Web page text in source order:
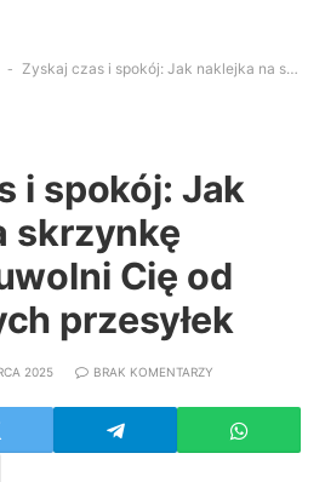
- Zyskaj czas i spokój: Jak naklejka na skrzynkę pocztową uwolni Cię od awizowanych przesyłek
i spokój: Jak
skrzynkę
Cię od
przesyłek
2025 BRAK KOMENTARZY